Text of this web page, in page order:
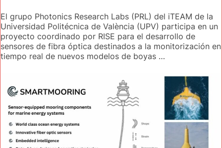
El grupo Photonics Research Labs (PRL) del iTEAM de la
Universidad Politécnica de València (UPV) participa en un
proyecto coordinado por RISE para el desarrollo de
sensores de fibra óptica destinados a la monitorización en
tiempo real de nuevos modelos de boyas …